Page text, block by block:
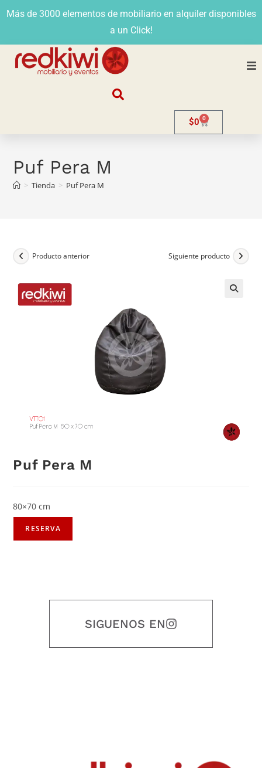
Más de 3000 elementos de mobiliario en alquiler disponibles
a un Click!
Contacto
$0 0
Puf Pera M
> Tienda > Puf Pera M
Producto anterior Siguiente producto
Puf Pera M
80×70 cm
RESERVA
SIGUENOS EN